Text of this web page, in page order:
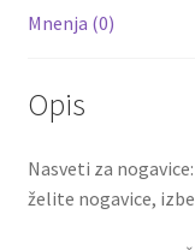
Mnenja (0)
Opis
Nasveti za
želite nogavice,